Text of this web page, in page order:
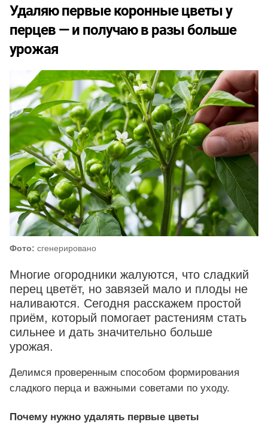
Удаляю первые коронные цветы у
перцев — и получаю в разы больше
урожая
Фото: сгенерировано
Многие огородники жалуются, что сладкий
перец цветёт, но завязей мало и плоды не
наливаются. Сегодня расскажем простой
приём, который помогает растениям стать
сильнее и дать значительно больше
урожая.
Делимся проверенным способом формирования
сладкого перца и важными советами по уходу.
Почему нужно удалять первые цветы